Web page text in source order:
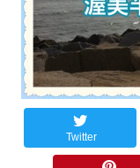
Twitter